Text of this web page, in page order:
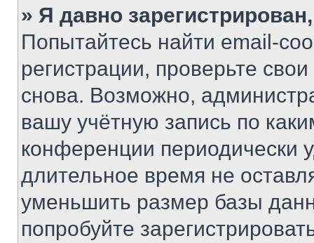
» Я давно
Попытайтесь найти email-
регистрации, проверьте
снова. Возможно,
вашу учётную запись по
конференции периодически
длительное время не
уменьшить размер базы
попробуйте